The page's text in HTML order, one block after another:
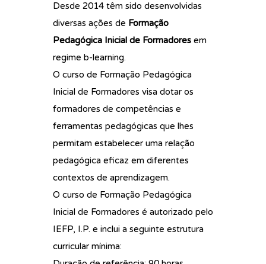
Desde 2014 têm sido desenvolvidas
diversas ações de Formação
Pedagógica Inicial de Formadores em
regime b-learning.
O curso de Formação Pedagógica
Inicial de Formadores visa dotar os
formadores de competências e
ferramentas pedagógicas que lhes
permitam estabelecer uma relação
pedagógica eficaz em diferentes
contextos de aprendizagem.
O curso de Formação Pedagógica
Inicial de Formadores é autorizado pelo
IEFP, I.P. e inclui a seguinte estrutura
curricular mínima: